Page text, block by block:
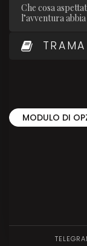
Che cosa
l’avventura
TRAMA
MODULO DI